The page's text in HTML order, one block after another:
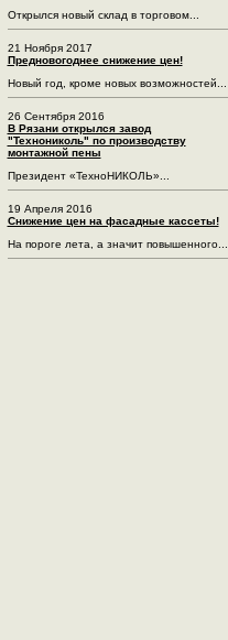
Открылся новый склад в торговом...
21 Ноября 2017
Предновогоднее снижение цен!
Новый год, кроме новых возможностей...
26 Сентября 2016
В Рязани открылся завод
"Технониколь" по производству
монтажной пены
Президент «ТехноНИКОЛЬ»...
19 Апреля 2016
Снижение цен на фасадные кассеты!
На пороге лета, а значит повышенного...